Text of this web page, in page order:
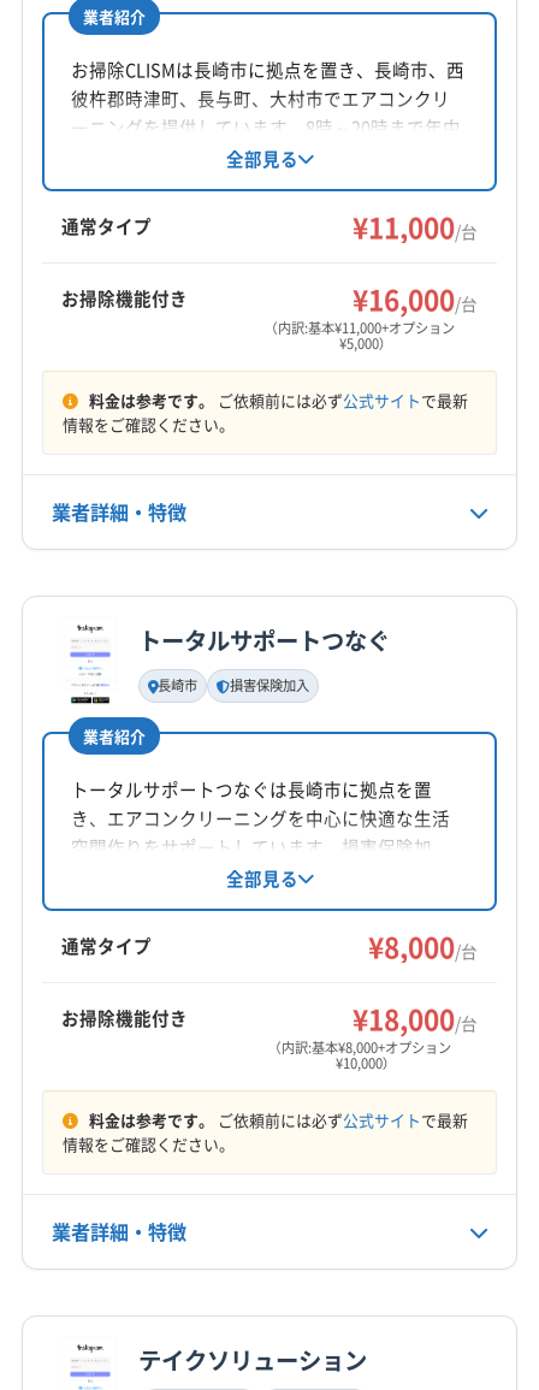
(福岡県) 福岡市早良区
(福岡県) 福岡市東区
(福岡県) 福岡市南区
(福岡県) 福岡市博多区
(福岡県) 柳川市
所在地
佐賀県鹿島市納富分822
対応地域
長崎市 諫早市
(佐賀県) 嬉野市
(佐賀県) 杵島郡江北町
(佐賀県) 杵島郡大町町
(佐賀県) 杵島郡白石町
(佐賀県) 三養基郡基山町
(佐賀県) 三養基郡上峰町
(佐賀県) 小城市
(佐賀県) 神埼市
(佐賀県) 西松浦郡有田町
(佐賀県) 多久市
(佐賀県) 鳥栖市
(佐賀県) 唐津市
(佐賀県) 東松浦郡玄海町
定休日
年中無休
非公開
業者紹介
お掃除CLISMは長崎市に拠点を置き、長崎市、西
彼杵郡時津町、長与町、大村市でエアコンクリ
ーニングを提供しています。8時～20時まで年中
無休で対応し、損害保険に加入済み。基本料金
11,000円からで複数台割引があります。防カビ・
抗菌コーティングにも対応しています。
全部見る
通常タイプ ¥11,000/台
お掃除機能付き ¥16,000/台
（内訳:基本¥11,000+オプション
¥5,000）
料金は参考です。 ご依頼前には必ず公式サイトで最新
情報をご確認ください。
業者詳細・特徴
基本情報
代表者名
林田晃次
所在地
長崎県長崎市出来大工町10-4 階
対応地域
西彼杵郡時津町
営業時間
8:00〜20:00
定休日
電話番号
080-5280-1760
公式サイトを見る
トータルサポートつなぐ
長崎市 損害保険加入
業者紹介
トータルサポートつなぐは長崎市に拠点を置
き、エアコンクリーニングを中心に快適な生活
空間作りをサポートしています。損害保険加
入、営業時間外の相談も可能です。丁寧な作業
と分かりやすい説明を心掛け、高齢者の生活サ
ポートにも注力。防カビ・抗菌コーティングに
も対応しています。
全部見る
通常タイプ ¥8,000/台
お掃除機能付き ¥18,000/台
（内訳:基本¥8,000+オプション
¥10,000）
料金は参考です。 ご依頼前には必ず公式サイトで最新
情報をご確認ください。
業者詳細・特徴
基本情報テイクソリューション